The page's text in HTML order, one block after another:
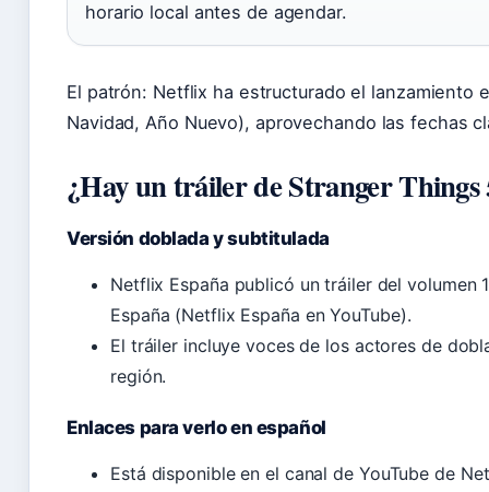
horario local antes de agendar.
El patrón: Netflix ha estructurado el lanzamiento
Navidad, Año Nuevo), aprovechando las fechas
¿Hay un tráiler de Stranger Things
Versión doblada y subtitulada
Netflix España publicó un tráiler del volumen
España (Netflix España en YouTube).
El tráiler incluye voces de los actores de
región.
Enlaces para verlo en español
Está disponible en el canal de YouTube de